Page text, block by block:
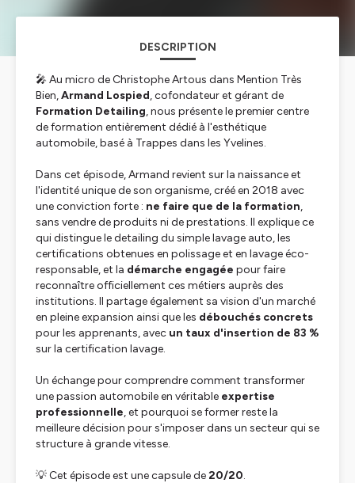
DESCRIPTION
🎤 Au micro de Christophe Artous dans Mention Très
Bien,Armand Lospied, cofondateur et gérant de
Formation Detailing, nous présente le premier centre
de formation entièrement dédié à l'esthétique
automobile, basé à Trappes dans les Yvelines.
Dans cet épisode, Armand revient sur la naissance et
l'identité unique de son organisme, créé en 2018 avec
une conviction forte : ne faire que de la formation,
sans vendre de produits ni de prestations. Il explique ce
qui distingue le detailing du simple lavage auto, les
certifications obtenues en polissage et en lavage éco-
responsable, et la démarche engagée pour faire
reconnaître officiellement ces métiers auprès des
institutions. Il partage également sa vision d'un marché
en pleine expansion ainsi que les débouchés concrets
pour les apprenants, avec un taux d'insertion de 83 %
sur la certification lavage.
Un échange pour comprendre comment transformer
une passion automobile en véritable expertise
professionnelle, et pourquoi se former reste la
meilleure décision pour s'imposer dans un secteur qui se
structure à grande vitesse.
💡 Cet épisode est une capsule de20/20.